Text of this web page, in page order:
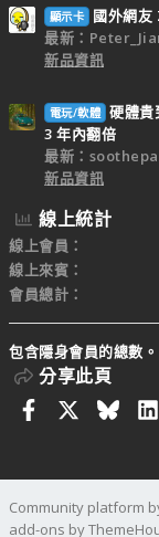
顯示卡
國外網友
最新：
新品資訊
電玩/軟體 硬體
3 年內翻倍
最新：
新品資訊
線上統計
線上會員
線上來賓
會員總計
包含隱身會員的總數。
分享此頁
Facebook
Community platform
add-ons by